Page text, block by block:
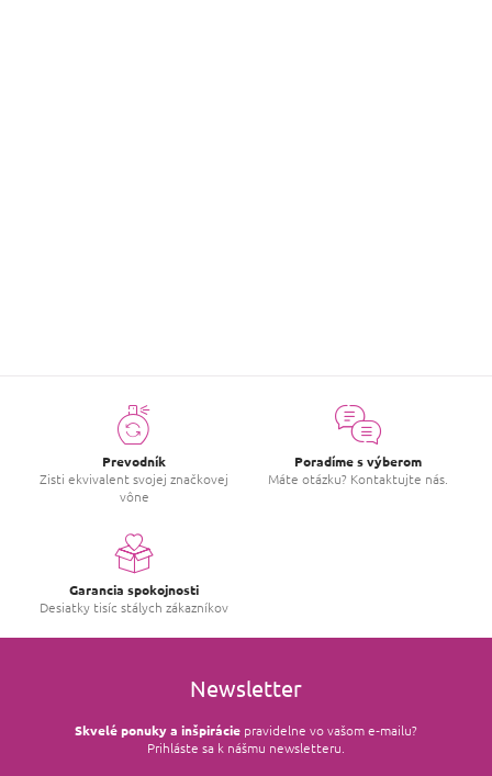
Prevodník
Zisti ekvivalent svojej značkovej
vône
Poradíme s výberom
Máte otázku? Kontaktujte nás.
Garancia spokojnosti
Desiatky tisíc stálych zákazníkov
Newsletter
Skvelé ponuky a inšpirácie pravidelne vo vašom e‑mailu?
Prihláste sa k nášmu newsletteru.